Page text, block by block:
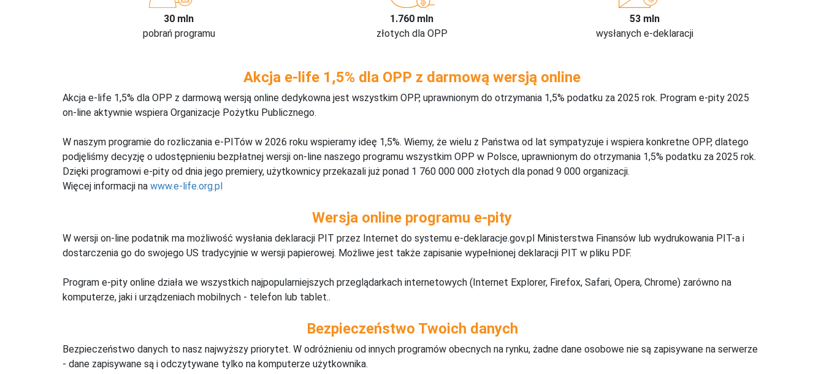
30 mln
pobrań programu
1.760 mln
złotych dla OPP
53 mln
wysłanych e-deklaracji
Akcja e-life 1,5% dla OPP z darmową wersją online
Akcja e-life 1,5% dla OPP z darmową wersją online dedykowna jest wszystkim OPP, uprawnionym do otrzymania 1,5% podatku za 2025 rok. Program e-pity 2025
on-line aktywnie wspiera Organizacje Pożytku Publicznego.
W naszym programie do rozliczania e-PITów w 2026 roku wspieramy ideę 1,5%. Wiemy, że wielu z Państwa od lat sympatyzuje i wspiera konkretne OPP, dlatego
podjęliśmy decyzję o udostępnieniu bezpłatnej wersji on-line naszego programu wszystkim OPP w Polsce, uprawnionym do otrzymania 1,5% podatku za 2025 rok.
Dzięki programowi e-pity od dnia jego premiery, użytkownicy przekazali już ponad 1 760 000 000 złotych dla ponad 9 000 organizacji.
Więcej informacji na www.e-life.org.pl
Wersja online programu e-pity
W wersji on-line podatnik ma możliwość wysłania deklaracji PIT przez Internet do systemu e-deklaracje.gov.pl Ministerstwa Finansów lub wydrukowania PIT-a i
dostarczenia go do swojego US tradycyjnie w wersji papierowej. Możliwe jest także zapisanie wypełnionej deklaracji PIT w pliku PDF.
Program e-pity online działa we wszystkich najpopularniejszych przeglądarkach internetowych (Internet Explorer, Firefox, Safari, Opera, Chrome) zarówno na
komputerze, jaki i urządzeniach mobilnych - telefon lub tablet..
Bezpieczeństwo Twoich danych
Bezpieczeństwo danych to nasz najwyższy priorytet. W odróżnieniu od innych programów obecnych na rynku, żadne dane osobowe nie są zapisywane na serwerze
- dane zapisywane są i odczytywane tylko na komputerze użytkownika.